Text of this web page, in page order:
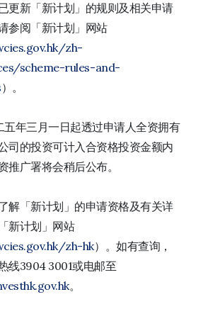
更新「新计划」的规则及相关申请
参阅「新计划」网站
zh-
scheme-rules-and-
）。
五年三月一日起透过申请人全资拥有
司的投资可计入合资格投资金额内
推广署将会稍后公布。
解「新计划」的申请资格及有关详
新计划」网站
zh-hk）。如有查询，
线3904 3001或电邮至
。